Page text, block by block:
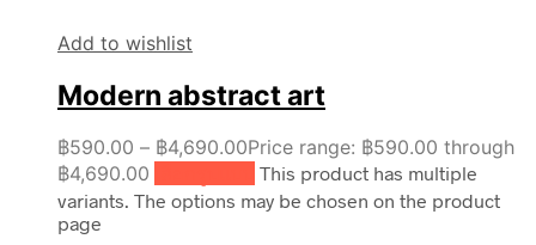
Add to wishlist
Modern abstract art
฿590.00 – ฿4,690.00Price range: ฿590.00 through
฿4,690.00
This product has multiple
variants. The options may be chosen on the product
page